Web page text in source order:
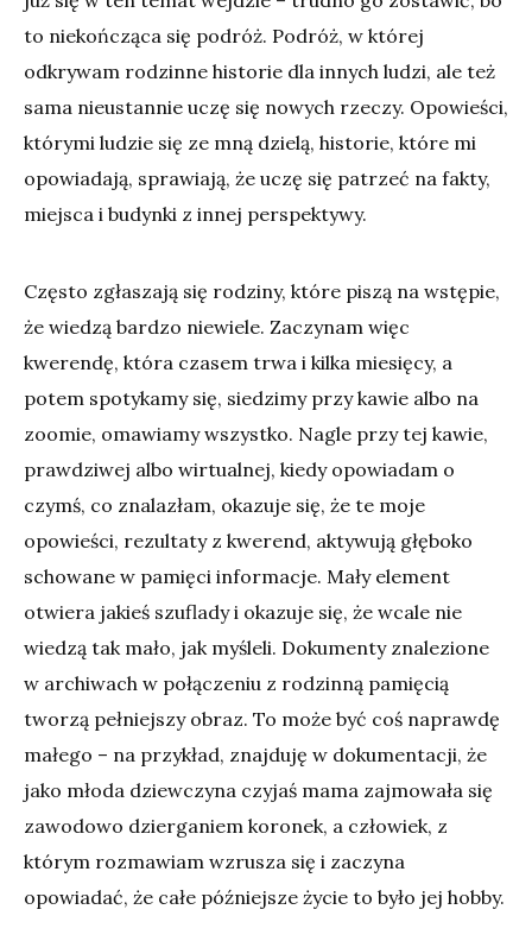
to niekończąca się podróż. Podróż, w której
odkrywam rodzinne historie dla innych ludzi, ale też
sama nieustannie uczę się nowych rzeczy. Opowieści,
którymi ludzie się ze mną dzielą, historie, które mi
opowiadają, sprawiają, że uczę się patrzeć na fakty,
miejsca i budynki z innej perspektywy.
Często zgłaszają się rodziny, które piszą na wstępie,
że wiedzą bardzo niewiele. Zaczynam więc
kwerendę, która czasem trwa i kilka miesięcy, a
potem spotykamy się, siedzimy przy kawie albo na
zoomie, omawiamy wszystko. Nagle przy tej kawie,
prawdziwej albo wirtualnej, kiedy opowiadam o
czymś, co znalazłam, okazuje się, że te moje
opowieści, rezultaty z kwerend, aktywują głęboko
schowane w pamięci informacje. Mały element
otwiera jakieś szuflady i okazuje się, że wcale nie
wiedzą tak mało, jak myśleli. Dokumenty znalezione
w archiwach w połączeniu z rodzinną pamięcią
tworzą pełniejszy obraz. To może być coś naprawdę
małego – na przykład, znajduję w dokumentacji, że
jako młoda dziewczyna czyjaś mama zajmowała się
zawodowo dzierganiem koronek, a człowiek, z
którym rozmawiam wzrusza się i zaczyna
opowiadać, że całe późniejsze życie to było jej hobby.